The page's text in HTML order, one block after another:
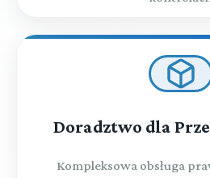
Doradztwo dla
Kompleksowa obsługa